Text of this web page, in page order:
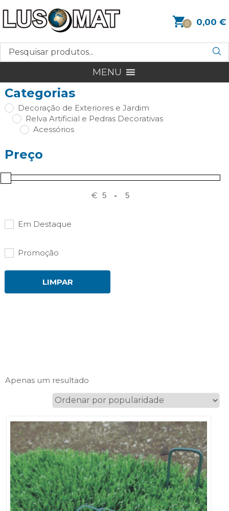
0 0,00 €
MENU
Categorias
Decoração de Exteriores e Jardim
Relva Artificial e Pedras Decorativas
Acessórios
Preço
€ -
Em Destaque
Promoção
LIMPAR
Apenas um resultado